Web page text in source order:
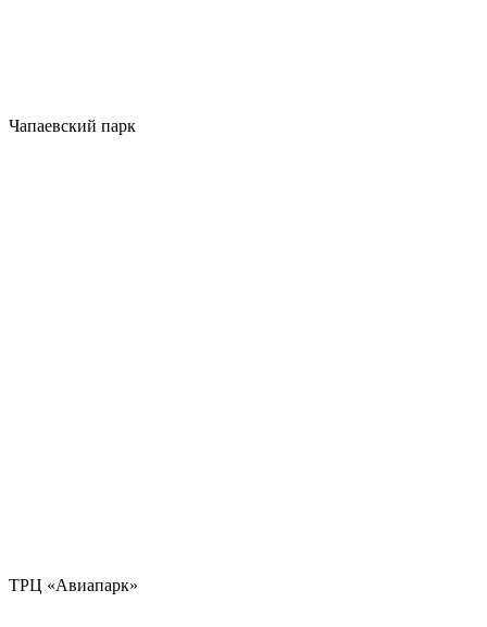
Чапаевский парк
ТРЦ «Авиапарк»